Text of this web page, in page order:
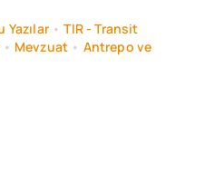
Yazılar•TIR - Transit
• Mevzuat • Antrepo ve